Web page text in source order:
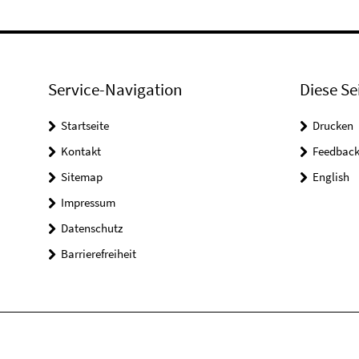
Service-Navigation
Startseite
Kontakt
Sitemap
Impressum
Datenschutz
Barrierefreiheit
Diese
Drucken
Feedback
English